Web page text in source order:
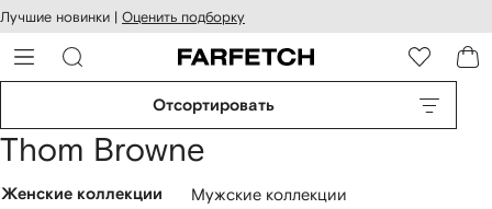
к
Лучшие новинки | Оценить подборку
Отсортировать
Thom Browne
Женские коллекции Мужские коллекции